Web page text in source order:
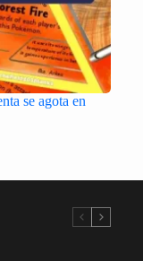
se agota en